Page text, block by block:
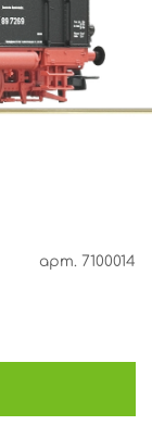
арт. 7100014